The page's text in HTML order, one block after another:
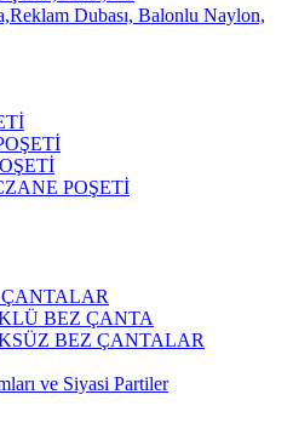
POŞETİ
BEZ ÇANTA
BEZ ÇANTALAR
ve Siyasi Partiler